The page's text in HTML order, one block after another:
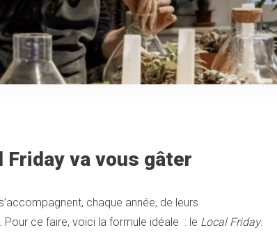
Friday va vous gâter
chaque année, de leurs
ce faire, voici la formule idéale : le Local Friday.